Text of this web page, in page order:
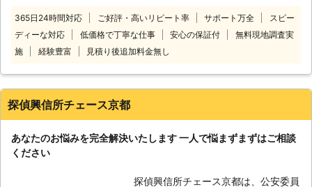
かし、防犯用小型カメラの販売や設定
もおこなっています。 盗聴器の調査
と防犯カメラのセットで1,000円の値
でもご相談ください。 当日のスケジ
してほしいといった際は、当社までご
聴されているかどうかは調べてみなけ
ればわからないものです。 不安な気
持ちで日々を過ごすより、一度プロに
盗聴器発見110番では盗聴器調査に詳
解し、親切丁寧で確実な調査で不安を
解消します。 盗聴器に関して気にな
談を無料で承っております。 お電話
365日24時間対応 ご好評・高いリピート率 サポート万全
スピー
ディーな対応
低価格で丁寧な仕事 安心の保証付
無料現地調査実
施
経験豊富 見積り後追加料金無し
探偵興信所チェース京都
あなたのお悩みを完全解決いたします 一人で悩まずまずはご相談
ください
探偵興信所チェース京都は、公安委員